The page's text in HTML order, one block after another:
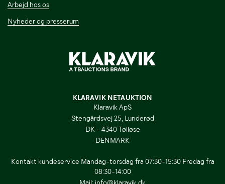
Arbejd hos os
Nyheder og presserum
KLARAVIK NETAUKTION
Klaravik ApS
Stengårdsvej 25, Lunderød
DK - 4340 Tølløse
DENMARK
Kontakt kundeservice Mandag-torsdag fra 07:30-15:30 Fredag fra
08:30-14:00
Mail: info@klaravik.dk